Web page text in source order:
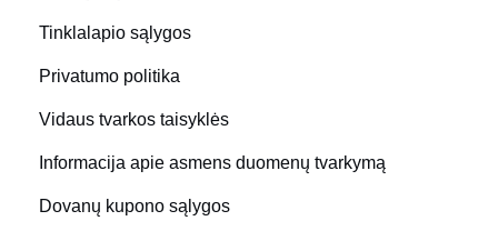
Tinklalapio sąlygos
Privatumo politika
Vidaus tvarkos taisyklės
Informacija apie asmens duomenų tvarkymą
Dovanų kupono sąlygos